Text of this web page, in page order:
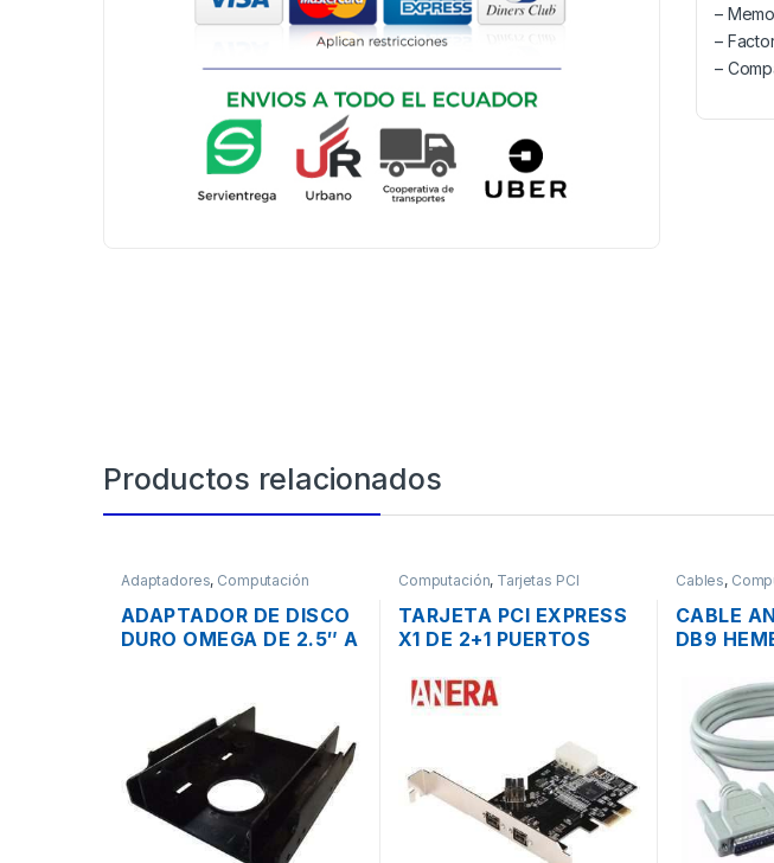
–
–
–
Productos relacionados
Adaptadores, Computación
ADAPTADOR DE DISCO
DURO OMEGA DE 2.5″ A
Computación, Tarjetas PCI
TARJETA PCI EXPRESS
X1 DE 2+1 PUERTOS
PUERTO 800
Cables,
CABLE
DB9